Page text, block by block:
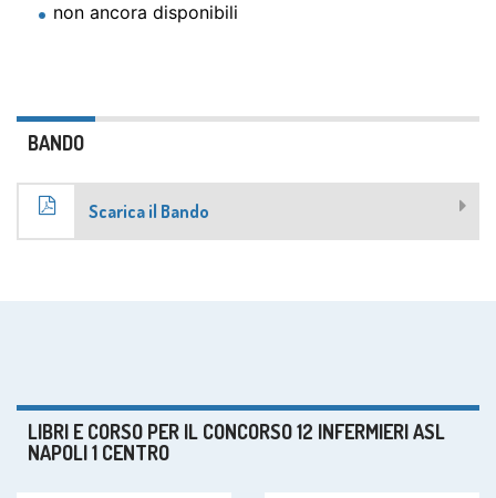
non ancora disponibili
BANDO
Scarica il Bando
LIBRI E CORSO PER IL CONCORSO 12 INFERMIERI ASL
NAPOLI 1 CENTRO